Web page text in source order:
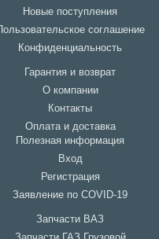
Новые поступления
Пользовательское соглашение
Конфиденциальность
Гарантия и возврат
О компании
Контакты
Оплата и доставка
Полезная информация
Вход
Регистрация
Заявление по COVID-19
Запчасти ВАЗ